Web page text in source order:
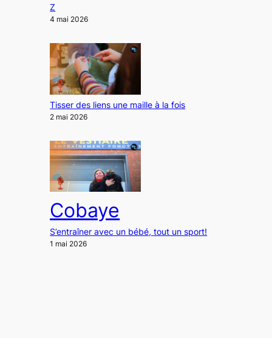
Z
4 mai 2026
Tisser des liens une maille à la fois
2 mai 2026
Cobaye
S’entraîner avec un bébé, tout un sport!
1 mai 2026